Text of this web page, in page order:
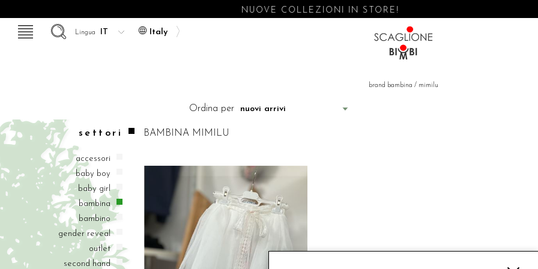
NUOVE COLLEZIONI IN STORE!
Italy
Lingua
brand bambina / mimilu
Ordina per
settori
accessori
baby boy
baby girl
bambina
bambino
gender reveal
outlet
second hand
BAMBINA MIMILU